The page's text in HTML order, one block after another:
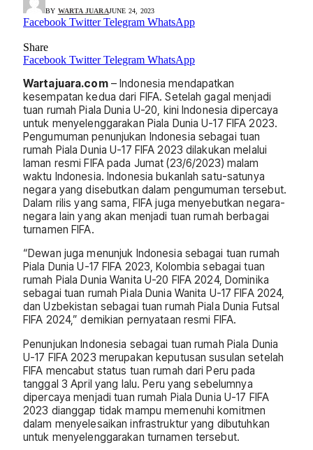
BY WARTA JUARAJUNE 24, 2023
Facebook Twitter Telegram WhatsApp
Share
Facebook Twitter Telegram WhatsApp
Wartajuara.com– Indonesia mendapatkan
kesempatan kedua dari FIFA. Setelah gagal menjadi
tuan rumah Piala Dunia U-20, kini Indonesia dipercaya
untuk menyelenggarakan Piala Dunia U-17 FIFA 2023.
Pengumuman penunjukan Indonesia sebagai tuan
rumah Piala Dunia U-17 FIFA 2023 dilakukan melalui
laman resmi FIFA pada Jumat (23/6/2023) malam
waktu Indonesia. Indonesia bukanlah satu-satunya
negara yang disebutkan dalam pengumuman tersebut.
Dalam rilis yang sama, FIFA juga menyebutkan negara-
negara lain yang akan menjadi tuan rumah berbagai
turnamen FIFA.
“Dewan juga menunjuk Indonesia sebagai tuan rumah
Piala Dunia U-17 FIFA 2023, Kolombia sebagai tuan
rumah Piala Dunia Wanita U-20 FIFA 2024, Dominika
sebagai tuan rumah Piala Dunia Wanita U-17 FIFA 2024,
dan Uzbekistan sebagai tuan rumah Piala Dunia Futsal
FIFA 2024,” demikian pernyataan resmi FIFA.
Penunjukan Indonesia sebagai tuan rumah Piala Dunia
U-17 FIFA 2023 merupakan keputusan susulan setelah
FIFA mencabut status tuan rumah dari Peru pada
tanggal 3 April yang lalu. Peru yang sebelumnya
dipercaya menjadi tuan rumah Piala Dunia U-17 FIFA
2023 dianggap tidak mampu memenuhi komitmen
dalam menyelesaikan infrastruktur yang dibutuhkan
untuk menyelenggarakan turnamen tersebut.